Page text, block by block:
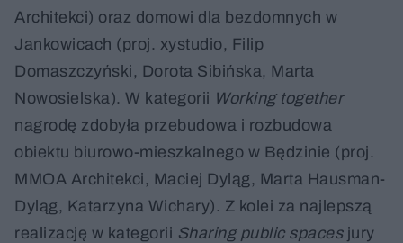
Architekci) oraz domowi dla bezdomnych w
Jankowicach (proj. xystudio, Filip
Domaszczyński, Dorota Sibińska, Marta
Nowosielska). W kategorii Working together
nagrodę zdobyła przebudowa i rozbudowa
obiektu biurowo-mieszkalnego w Będzinie (proj.
MMOA Architekci, Maciej Dyląg, Marta Hausman-
Dyląg, Katarzyna Wichary). Z kolei za najlepszą
realizację w kategorii Sharing public spacesjury